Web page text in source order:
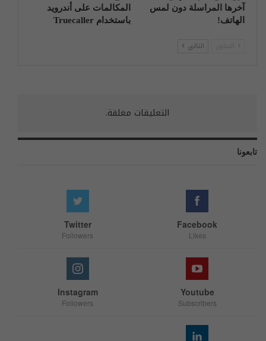
آخرها المراسلة دون لمس
الهاتف!
المكالمات على أندرويد
باستخدام Truecaller
التالي
التعليقات مغلقة.
تابعونا
Facebook
Likes
Twitter
Followers
Youtube
Subscribers
Instagram
Followers